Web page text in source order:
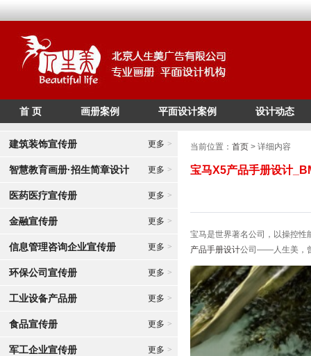
/* */
首 页 画册案例 平面设计案例 设计动态
建筑装饰宣传册 更多 >
智慧教育画册·招生简章设计 更多 >
医药医疗宣传册 更多 >
金融宣传册 更多 >
信息管理咨询企业宣传册 更多 >
环保公司宣传册 更多 >
工业设备产品册 更多 >
食品宣传册 更多 >
军工企业宣传册 更多 >
当前位置： 首页 > 详细内容
宝马X5产品手册设计
宝马是世界著名公司，以操控性
产品手册设计公司——人生美，